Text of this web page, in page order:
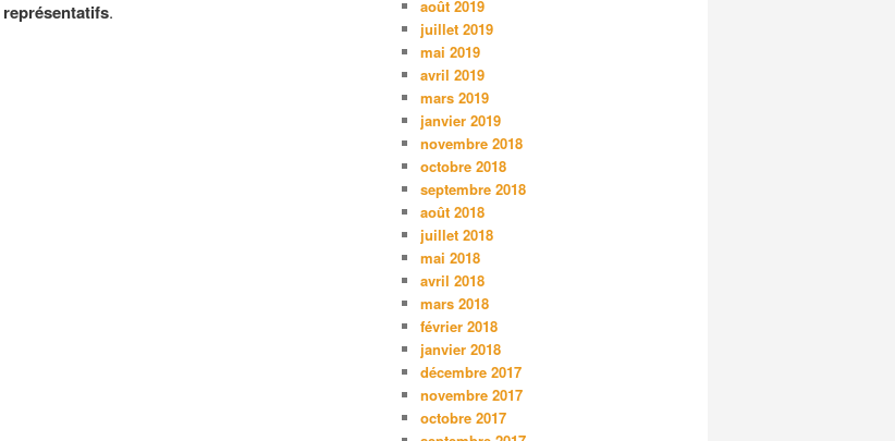
représentatifs.
août 2019
juillet 2019
mai 2019
avril 2019
mars 2019
janvier 2019
novembre 2018
octobre 2018
septembre 2018
août 2018
juillet 2018
mai 2018
avril 2018
mars 2018
février 2018
janvier 2018
décembre 2017
novembre 2017
octobre 2017